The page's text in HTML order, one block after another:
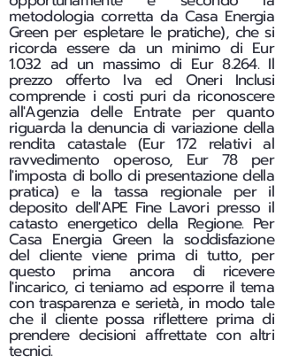
metodologia corretta da Casa Energia
Green per espletare le pratiche), che si
ricorda essere da un minimo di Eur
1.032 ad un massimo di Eur 8.264. Il
prezzo offerto Iva ed Oneri Inclusi
comprende i costi puri da riconoscere
all'Agenzia delle Entrate per quanto
riguarda la denuncia di variazione della
rendita catastale (Eur 172 relativi al
ravvedimento operoso, Eur 78 per
l'imposta di bollo di presentazione della
pratica) e la tassa regionale per il
deposito dell'APE Fine Lavori presso il
catasto energetico della Regione. Per
Casa Energia Green la soddisfazione
del cliente viene prima di tutto, per
questo prima ancora di ricevere
l'incarico, ci teniamo ad esporre il tema
con trasparenza e serietà, in modo tale
che il cliente possa riflettere prima di
prendere decisioni affrettate con altri
tecnici.